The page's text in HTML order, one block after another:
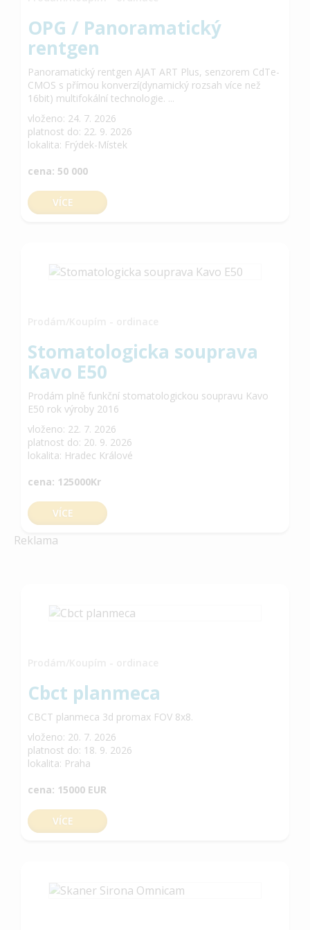
OPG / Panoramatický
rentgen
Panoramatický rentgen AJAT ART Plus, senzorem CdTe-
CMOS s přímou konverzí(dynamický rozsah více než
16bit) multifokální technologie. ...
vloženo: 24. 7. 2026
platnost do: 22. 9. 2026
lokalita: Frýdek-Místek
cena: 50 000
VÍCE
Stomatologicka souprava
Kavo E50
Prodám plně funkční stomatologickou soupravu Kavo
E50 rok výroby 2016
vloženo: 22. 7. 2026
platnost do: 20. 9. 2026
lokalita: Hradec Králové
cena: 125000Kr
VÍCE
Reklama
Cbct planmeca
CBCT planmeca 3d promax FOV 8x8.
vloženo: 20. 7. 2026
platnost do: 18. 9. 2026
lokalita: Praha
cena: 15000 EUR
VÍCE